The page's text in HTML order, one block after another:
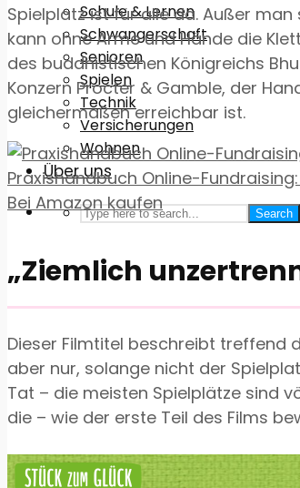
Schule & Lernen
Schwangerschaft
Senioren
Spielen
Technik
Versicherungen
Wohnen
Über uns
Search
Spielplatz ist für alle da. Außer
kann ohne Arme und Hände die
des buddhistischen Königreichs
Konzern Procter & Gamble, der
gleichermaßen erreichbar ist.
Praxishandbuch Online-
Bei Amazon kaufen
„Ziemlich
Dieser Filmtitel beschreibt treffend
aber nur, solange nicht der
Tat – die meisten Spielplätze sind
die – wie der erste Teil des Films